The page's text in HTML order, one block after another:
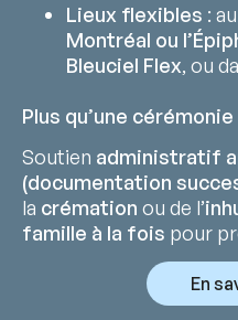
Lieux flexibles : au
Montréal ou
Bleuciel Flex, ou
Plus qu’une cérémonie
Soutien administratif
(documentation
la crémation ou de l’
famille à la fois pour
En